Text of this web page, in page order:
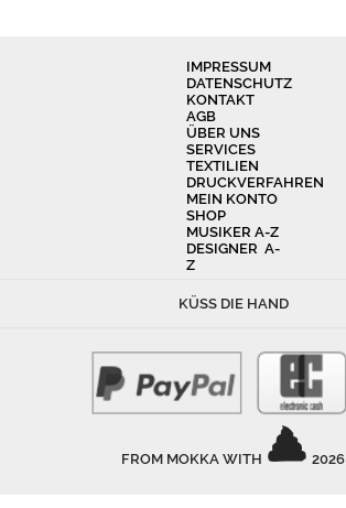
IMPRESSUM
DATENSCHUTZ
KONTAKT
AGB
ÜBER UNS
SERVICES
TEXTILIEN
DRUCKVERFAHREN
MEIN KONTO
SHOP
MUSIKER A-Z
DESIGNER A-
Z
KÜSS DIE HAND
FROM MOKKA WITH 2026